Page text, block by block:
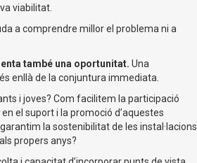
viabilitat.
a comprendre millor el problema ni a
també una oportunitat. Una
enllà de la conjuntura immediata.
i joves? Com facilitem la participació
el suport i la promoció d’aquestes
la sostenibilitat de les instal·lacions
propers anys?